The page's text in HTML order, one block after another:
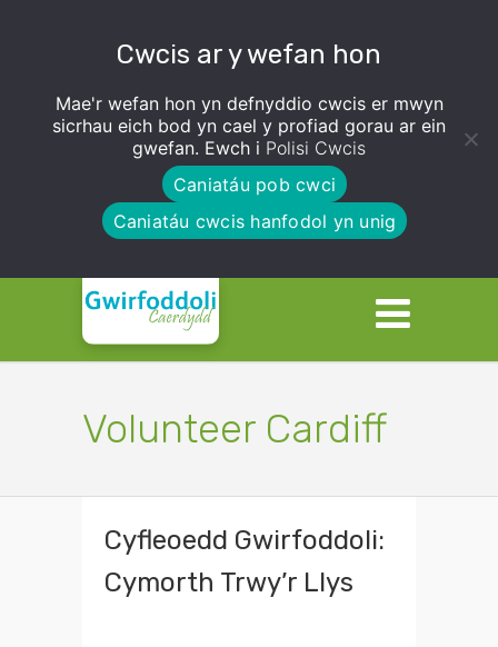
Cwcis ar y wefan hon
Mae'r wefan hon yn defnyddio cwcis er mwyn
sicrhau eich bod yn cael y profiad gorau ar ein
gwefan. Ewch i Polisi Cwcis
Caniatáu pob cwci
Caniatáu cwcis hanfodol yn unig
Volunteer Cardiff
Cyfleoedd Gwirfoddoli:
Cymorth Trwy’r Llys